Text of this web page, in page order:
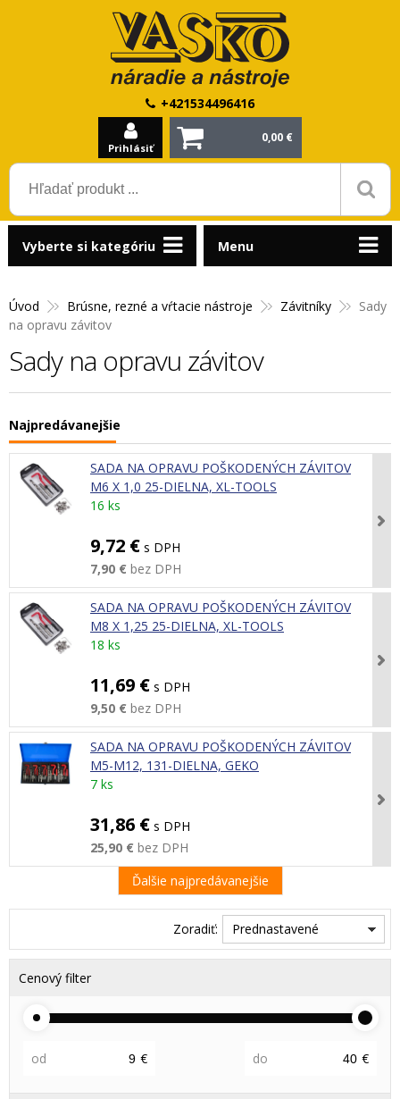
+421534496416
Prihlásiť
0,00 €
Úvod Brúsne, rezné a vŕtacie nástroje Závitníky
Sady
na opravu závitov
Sady na opravu závitov
Najpredávanejšie
SADA NA OPRAVU POŠKODENÝCH ZÁVITOV
M6 X 1,0 25-DIELNA, XL-TOOLS
16 ks
9,72 € s DPH
7,90 € bez DPH
SADA NA OPRAVU POŠKODENÝCH ZÁVITOV
M8 X 1,25 25-DIELNA, XL-TOOLS
18 ks
11,69 € s DPH
9,50 € bez DPH
SADA NA OPRAVU POŠKODENÝCH ZÁVITOV
M5-M12, 131-DIELNA, GEKO
7 ks
31,86 € s DPH
25,90 € bez DPH
Ďalšie najpredávanejšie
Zoradiť: Prednastavené
Cenový filter
od € do €
Vyberte si kategóriu Menu